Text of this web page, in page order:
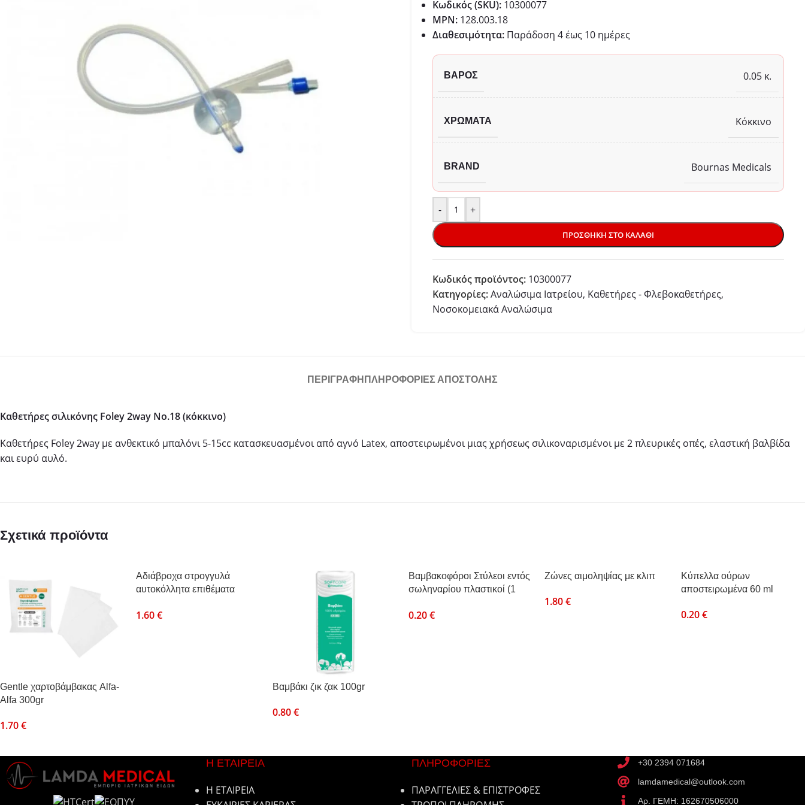
Κωδικός (SKU): 10300077
MPN: 128.003.18
Διαθεσιμότητα: Παράδoση 4 έως 10 ημέρες
ΒΆΡΟΣ 0.05 κ.
ΧΡΏΜΑΤΑ Κόκκινο
BRAND Bournas Medicals
- +
ΠΡΟΣΘΉΚΗ ΣΤΟ ΚΑΛΆΘΙ
Κωδικός προϊόντος: 10300077
Κατηγορίες:Αναλώσιμα Ιατρείου, Καθετήρες - Φλεβοκαθετήρες,
Νοσοκομειακά Αναλώσιμα
ΠΕΡΙΓΡΑΦΉ ΠΛΗΡΟΦΟΡΙΕΣ ΑΠΟΣΤΟΛΗΣ
Καθετήρες σιλικόνης Foley 2way No.18 (κόκκινο)
Καθετήρες Foley 2way με ανθεκτικό μπαλόνι 5-15cc κατασκευασμένοι από αγνό Latex, αποστειρωμένοι μιας χρήσεως σιλικοναρισμένοι με 2 πλευρικές οπές, ελαστική βαλβίδα
και ευρύ αυλό.
Σχετικά προϊόντα
Gentle χαρτοβάμβακας Alfa-
Alfa 300gr
1.70€
Αδιάβροχα στρογγυλά
αυτοκόλλητα επιθέματα
1.60€
Βαμβάκι ζικ ζακ 100gr
0.80€
Βαμβακοφόροι Στύλεοι εντός
σωληναρίου πλαστικοί (1
0.20€
Ζώνες αιμοληψίας με κλιπ
1.80€
Κύπελλα ούρων
αποστειρωμένα 60 ml
0.20€
Η ΕΤΑΙΡΕΙΑ
Η ΕΤΑΙΡΕΙΑ
ΠΛΗΡΟΦΟΡΙΕΣ
ΠΑΡΑΓΓΕΛΙΕΣ & ΕΠΙΣΤΡΟΦΕΣ
+30 2394 071684
lamdamedical@outlook.com
Αρ. ΓΕΜΗ: 162670506000